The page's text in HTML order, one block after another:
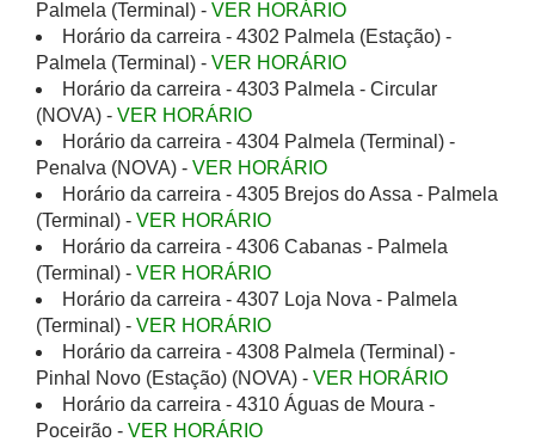
Palmela (Terminal) - VER HORÁRIO
Horário da carreira - 4302 Palmela (Estação) -
Palmela (Terminal) - VER HORÁRIO
Horário da carreira - 4303 Palmela - Circular
(NOVA) - VER HORÁRIO
Horário da carreira - 4304 Palmela (Terminal) -
Penalva (NOVA) - VER HORÁRIO
Horário da carreira - 4305 Brejos do Assa - Palmela
(Terminal) - VER HORÁRIO
Horário da carreira - 4306 Cabanas - Palmela
(Terminal) - VER HORÁRIO
Horário da carreira - 4307 Loja Nova - Palmela
(Terminal) - VER HORÁRIO
Horário da carreira - 4308 Palmela (Terminal) -
Pinhal Novo (Estação) (NOVA) - VER HORÁRIO
Horário da carreira - 4310 Águas de Moura -
Poceirão - VER HORÁRIO